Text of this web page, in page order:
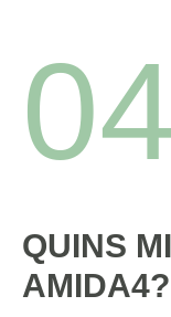
04
QUINS
AMIDA4?